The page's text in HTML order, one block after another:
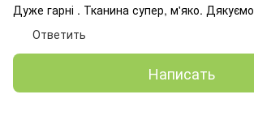
Дуже гарні . Тканина супер, м'яко. Дякуємо
Ответить
Написать